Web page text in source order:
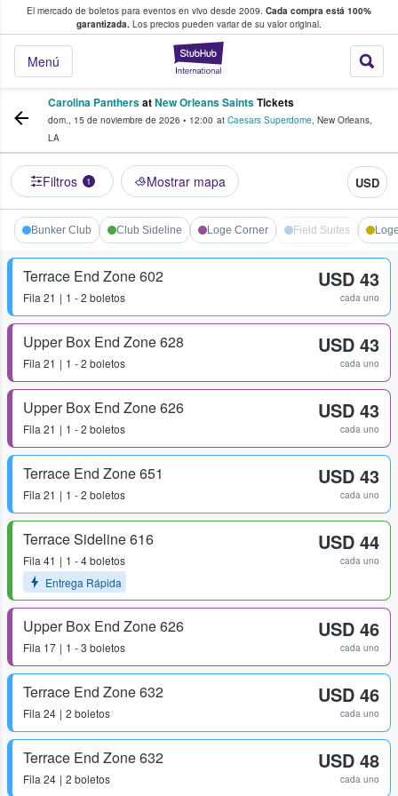
El mercado de boletos para eventos en vivo desde 2009. Cada compra está 100%
garantizada. Los precios pueden variar de su valor original.
StubHub: donde
Menú
fans compran y venden boletos
Carolina PanthersatNew Orleans SaintsTickets
dom., 15 de noviembre de 2026 • 12:00 at Caesars Superdome, New Orleans,
LA
Filtros 1 Mostrar mapa USD
Bunker Club Club Sideline Loge Corner Field Suites
Terrace End Zone 602
Fila 21 1 - 2 boletos
USD 43
cada uno
Upper Box End Zone 628
Fila 21 1 - 2 boletos
USD 43
cada uno
Upper Box End Zone 626
Fila 21 1 - 2 boletos
USD 43
cada uno
Terrace End Zone 651
Fila 21 1 - 2 boletos
USD 43
cada uno
Terrace Sideline 616
Fila 41
1 - 4 boletos
Entrega Rápida
USD 44
cada uno
Upper Box End Zone 626
Fila 17 1 - 3 boletos
USD 46
cada uno
Terrace End Zone 632
Fila 24 2 boletos
USD 46
cada uno
Terrace End Zone 632
Fila 24 2 boletos
USD 48
cada uno